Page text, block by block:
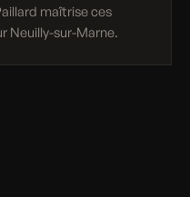
maîtrise ces
Neuilly-sur-Marne.